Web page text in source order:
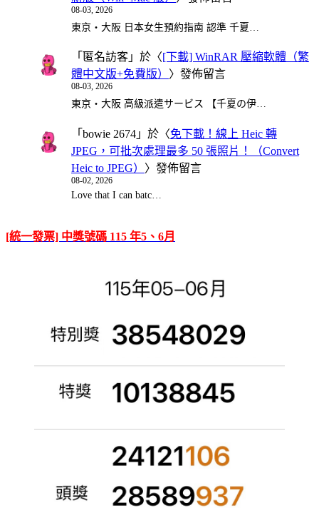
08-03, 2026
東京・大阪 日本女生預約指南 認準 千夏…
「 匿名訪客 」於〈[下載] WinRAR 壓縮軟體（繁
體中文版+免費版） 〉發佈留言
08-03, 2026
東京・大阪 高級派遣サービス 【千夏の伊…
「 bowie 2674 」於〈免下載！線上 Heic 轉
JPEG，可批次處理最多 50 張照片！（Convert
Heic to JPEG） 〉發佈留言
08-02, 2026
Love that I can batc…
[統一發票] 中獎號碼 115 年5、6月